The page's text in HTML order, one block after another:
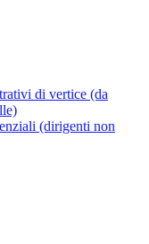
di vertice (da
(dirigenti non